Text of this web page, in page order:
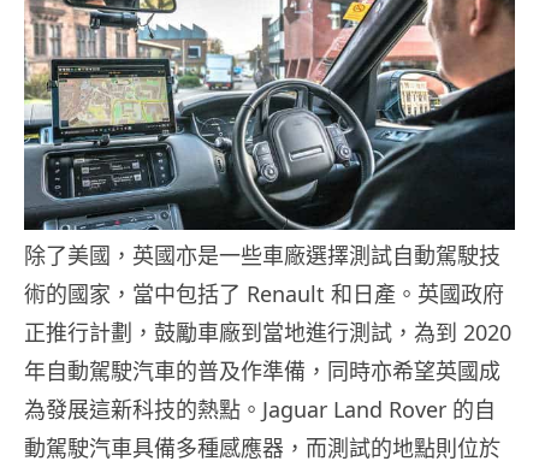
除了美國，英國亦是一些車廠選擇測試自動駕駛技
術的國家，當中包括了 Renault 和日產。英國政府
正推行計劃，鼓勵車廠到當地進行測試，為到 2020
年自動駕駛汽車的普及作準備，同時亦希望英國成
為發展這新科技的熱點。Jaguar Land Rover 的自
動駕駛汽車具備多種感應器，而測試的地點則位於